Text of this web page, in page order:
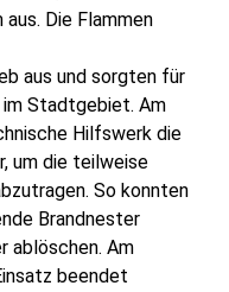
Die Flammen
aus und sorgten für
im Stadtgebiet. Am
Hilfswerk die
um die teilweise
So konnten
Brandnester
ablöschen. Am
beendet